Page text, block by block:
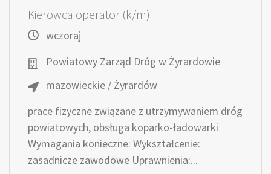
Kierowca operator (k/m)
wczoraj
Powiatowy Zarząd Dróg w Żyrardowie
mazowieckie / Żyrardów
prace fizyczne związane z utrzymywaniem dróg
powiatowych, obsługa koparko-ładowarki
Wymagania konieczne: Wykształcenie:
zasadnicze zawodowe Uprawnienia:...